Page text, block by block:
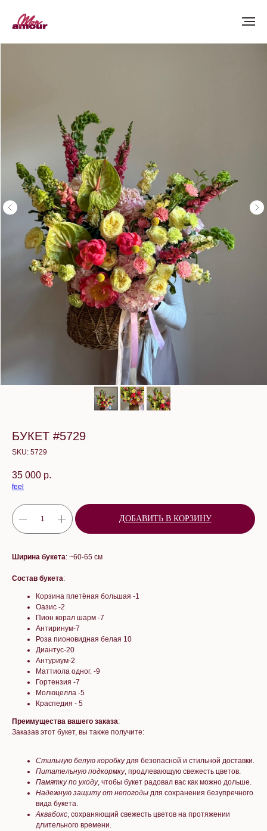
БУКЕТ #5729
SKU: 5729
35 000 р.
feel
ДОБАВИТЬ В КОРЗИНУ
Ширина букета: ~60-65 см
Состав букета:
Корзина плетёная большая -1
Оазис -2
Пион корал шарм -7
Антиринум-7
Роза пионовидная белая 10
Диантус-20
Антуриум-2
Маттиола одног. -9
Гортензия -7
Молюцелла -5
Краспедия - 5
Преимущества вашего заказа:
Заказав этот букет, вы также получите:
Стильную белую коробкудля безопасной и стильной доставки.
Питательную подкормку, продлевающую свежесть цветов.
Памятку по уходу, чтобы букет радовал вас как можно дольше.
Надежную защиту от непогоды для сохранения безупречного
вида букета.
Аквабокс, сохраняющий свежесть цветов на протяжении
длительного времени.